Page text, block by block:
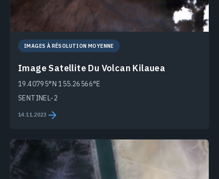
IMAGES À RÉSOLUTION MOYENNE
Image Satellite Du Volcan Kilauea
19.40795°N 155.26566°E
SENTINEL-2
14.11.2023